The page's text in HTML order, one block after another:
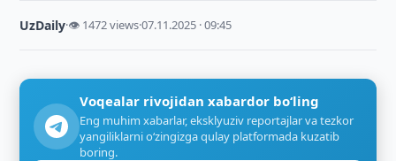
UzDaily·👁 1472 views·07.11.2025 · 09:45
Voqealar rivojidan xabardor bo‘ling
Eng muhim xabarlar, eksklyuziv reportajlar va tezkor
yangiliklarni o‘zingizga qulay platformada kuzatib
boring.